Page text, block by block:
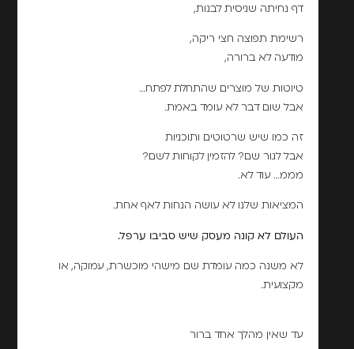
דף נחיתה שניסית לבנות,
רשימת תפוצה חצי ריקה,
מודעה לא ברורה,
טיוטות של מוצרים שהתחלת לפתח…
אבל שום דבר לא עומד באמת.
זה כמו שיש שרטוטים ותוכניות
אבל לגור שם? להזמין לקוחות לשם?
מממ… עוד לא.
המציאות שלנו לא עושה הנחות לאף אחת.
העולם לא קונה מעסק שיש סביבו ערפל.
לא משנה כמה עומדת שם מישהי מוכשרת, עמוקה, או
מקצועית.
עד שאין מהלך אחד ברור